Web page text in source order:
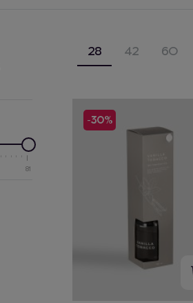
81
28 42 60
-30%